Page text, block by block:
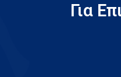
Για